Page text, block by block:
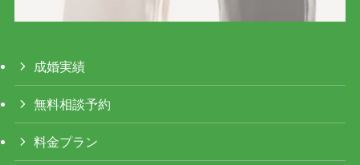
成婚実績
無料相談予約
料金プラン